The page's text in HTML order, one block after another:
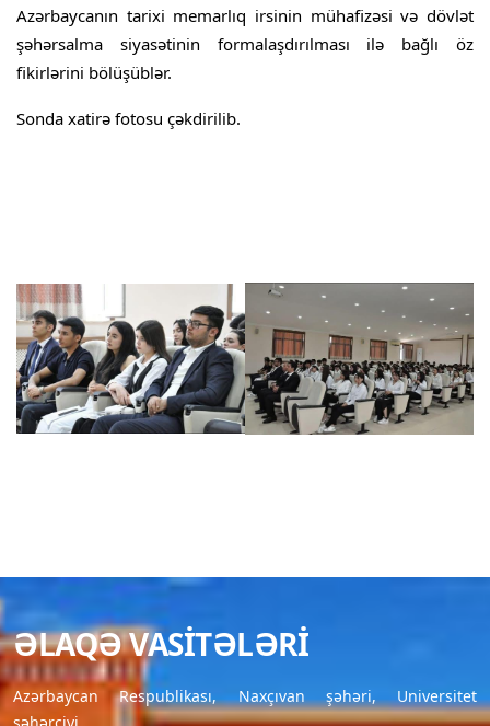
Azərbaycanın tarixi memarlıq irsinin mühafizəsi və dövlət
şəhərsalma siyasətinin formalaşdırılması ilə bağlı öz
fikirlərini bölüşüblər.
Sonda xatirə fotosu çəkdirilib.
ƏLAQƏ VASITƏLƏRI
Azərbaycan Respublikası, Naxçıvan şəhəri, Universitet
şəhərciyi